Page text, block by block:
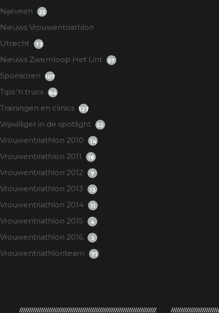
Nijeveen
25
Nieuws Vrouwentriathlon
Utrecht
73
Nieuws Zwemloop Het Lint 57
Sponsoren 107
Tips 'n trucs 64
Trainingen en clinics 127
Vrijwilliger in de spotlight 52
Vrouwentriathlon 2010 14
Vrouwentriathlon 2011 18
Vrouwentriathlon 2012 7
Vrouwentriathlon 2013 13
Vrouwentriathlon 2014 11
Vrouwentriathlon 2015 4
Vrouwentriathlon 2016 3
Vrouwentriathlonteam 71